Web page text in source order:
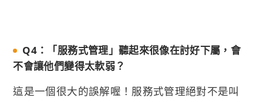
Q4：「服務式管理」聽起來很像在討好下屬，會
不會讓他們變得太軟弱？
這是一個很大的誤解喔！服務式管理絕對不是叫